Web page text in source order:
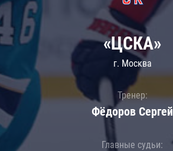
«ЦСКА»
г. Москва
Тренер:
Фёдоров Сергей
Главные судьи: